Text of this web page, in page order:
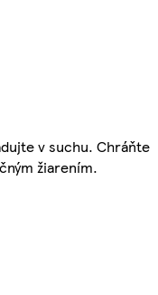
v suchu. Chráňte
žiarením.